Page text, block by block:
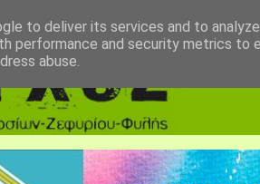
to deliver its services and to
performance and security metrics to
abuse.